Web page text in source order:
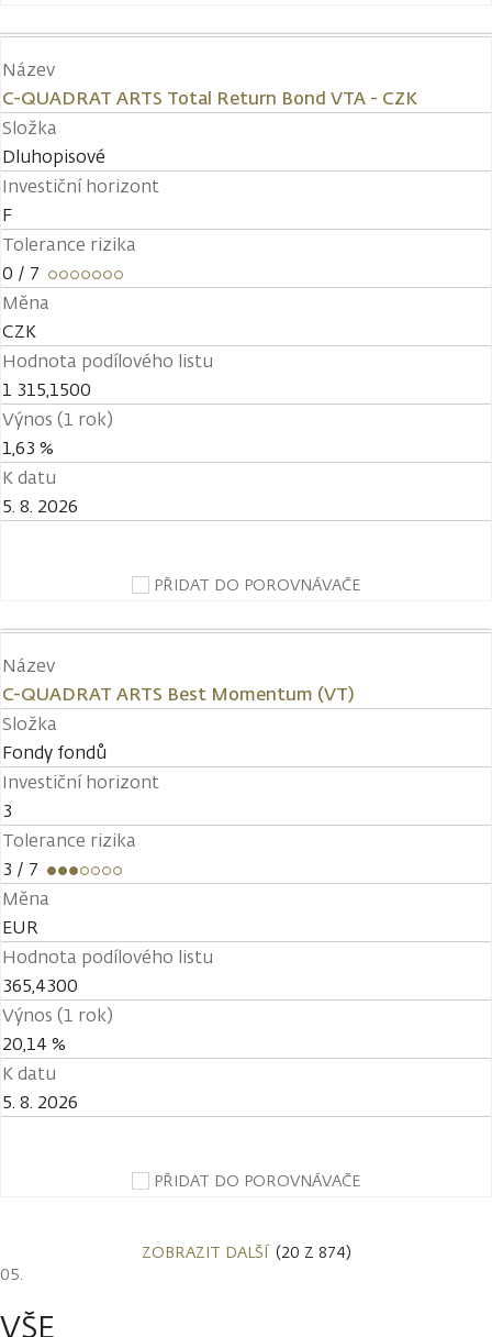
Název
C-QUADRAT ARTS Total Return Bond VTA - CZK
Složka
Dluhopisové
Investiční horizont
F
Tolerance rizika
0 / 7
Měna
CZK
Hodnota podílového listu
1 315,1500
Výnos (1 rok)
1,63 %
K datu
5. 8. 2026
PŘIDAT DO POROVNÁVAČE
Název
C-QUADRAT ARTS Best Momentum (VT)
Složka
Fondy fondů
Investiční horizont
3
Tolerance rizika
3 / 7
Měna
EUR
Hodnota podílového listu
365,4300
Výnos (1 rok)
20,14 %
K datu
5. 8. 2026
PŘIDAT DO POROVNÁVAČE
ZOBRAZIT DALŠÍ (20 Z 874)
VŠE